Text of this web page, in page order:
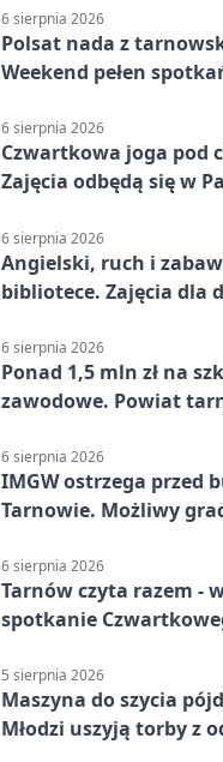
6 sierpnia 2026
Polsat nada z
Weekend pełen
6 sierpnia 2026
Czwartkowa joga pod
Zajęcia odbędą się w
6 sierpnia 2026
Angielski, ruch i
bibliotece. Zajęcia dla
6 sierpnia 2026
Ponad 1,5 mln zł na
zawodowe. Powiat
6 sierpnia 2026
IMGW ostrzega przed
Tarnowie. Możliwy
6 sierpnia 2026
Tarnów czyta razem -
spotkanie
5 sierpnia 2026
Maszyna do szycia
Młodzi uszyją torby z